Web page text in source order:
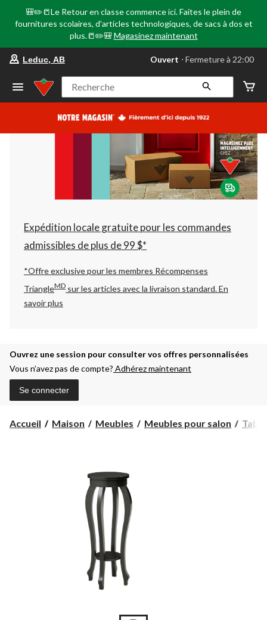
🎒✏️📒Le Retour en classe commence ici. Faites le plein de
fournitures scolaires, d'articles technologiques, de sacs à dos et
plus.📒✏️🎒 Magasinez maintenant
votre
préféré
Leduc,
AB,
courament
Fermeture
à
22:00
cliquer
pour
changer
Leduc, AB Ouvert ⋅ Fermeture à 22:00
Recherche
Expédition locale gratuite pour les commandes
admissibles de plus de 99 $*
*Offre exclusive pour les membres Récompenses
TriangleMD sur les articles avec la livraison standard.En
savoir plus
Ouvrez une session pour consulter vos offres personnalisées
Vous n’avez pas de compte? Adhérez maintenant
Se connecter
Accueil Maison Meubles Meubles pour salon